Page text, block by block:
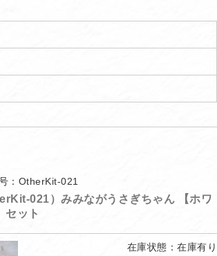
：OtherKit-021
021）みみながうさぎちゃん 【ホワ
セット
在庫状態：在庫有り